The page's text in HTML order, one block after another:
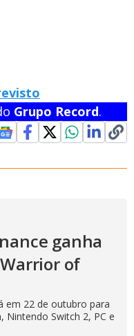
Grupo Record.
ganha
of
em 22 de outubro para
Nintendo Switch 2, PC e